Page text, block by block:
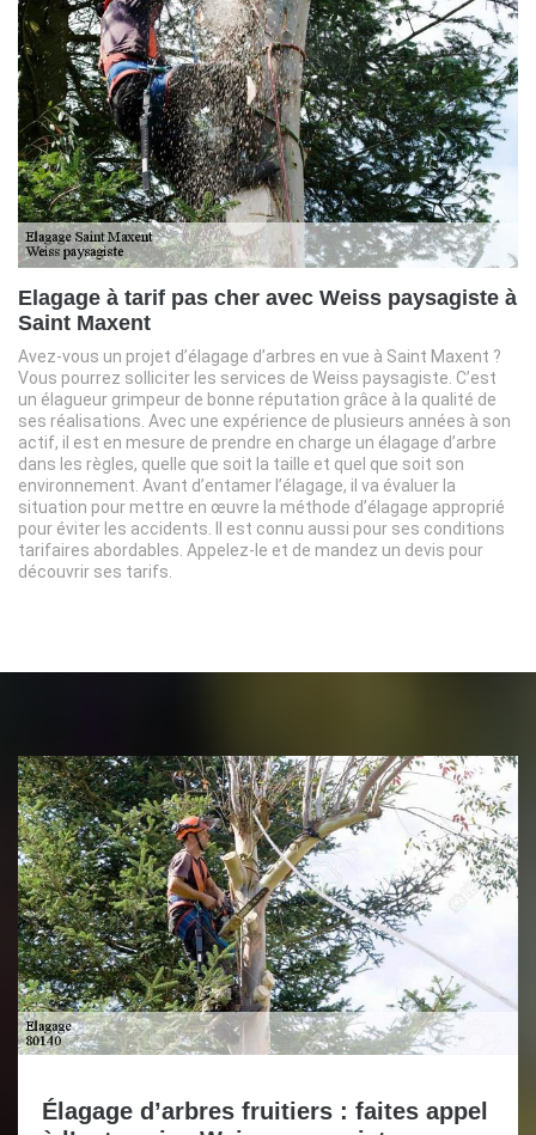
Elagage à tarif pas cher avec Weiss paysagiste à
Saint Maxent
Avez-vous un projet d’élagage d’arbres en vue à Saint Maxent ?
Vous pourrez solliciter les services de Weiss paysagiste. C’est
un élagueur grimpeur de bonne réputation grâce à la qualité de
ses réalisations. Avec une expérience de plusieurs années à son
actif, il est en mesure de prendre en charge un élagage d’arbre
dans les règles, quelle que soit la taille et quel que soit son
environnement. Avant d’entamer l’élagage, il va évaluer la
situation pour mettre en œuvre la méthode d’élagage approprié
pour éviter les accidents. Il est connu aussi pour ses conditions
tarifaires abordables. Appelez-le et de mandez un devis pour
découvrir ses tarifs.
Élagage d’arbres fruitiers : faites appel